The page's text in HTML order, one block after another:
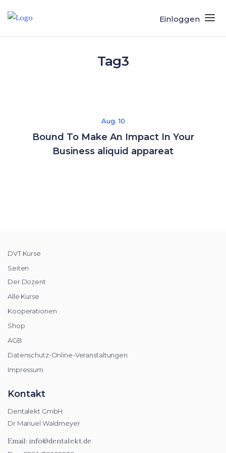
Einloggen
Tag3
Aug. 10
Bound To Make An Impact In Your
Business aliquid appareat
DVT Kurse
Seiten
Der Dozent
Alle Kurse
Kooperationen
Shop
AGB
Datenschutz-Online-Veranstaltungen
Impressum
Kontakt
Dentalekt GmbH
Dr Manuel Waldmeyer
Email: info@dentalekt.de